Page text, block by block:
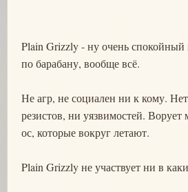
Plain Grizzly - ну очень
по барабану, вообще всё.
Не агр, не социален ни к кому.
резистов, ни уязвимостей.
ос, которые вокруг летают.
Plain Grizzly не участвует ни в